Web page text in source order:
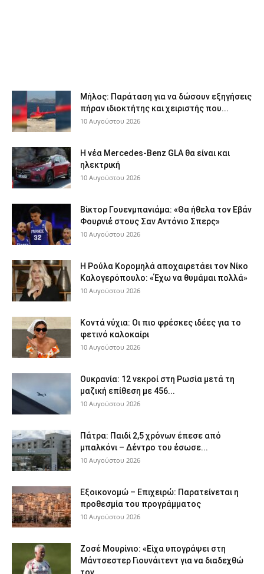
Μήλος: Παράταση για να δώσουν εξηγήσεις
πήραν ιδιοκτήτης και χειριστής που...
10 Αυγούστου 2026
Η νέα Mercedes-Benz GLA θα είναι και
ηλεκτρική
10 Αυγούστου 2026
Βίκτορ Γουενμπανιάμα: «Θα ήθελα τον Εβάν
Φουρνιέ στους Σαν Αντόνιο Σπερς»
10 Αυγούστου 2026
Η Ρούλα Κορομηλά αποχαιρετάει τον Νίκο
Καλογερόπουλο: «Έχω να θυμάμαι πολλά»
10 Αυγούστου 2026
Κοντά νύχια: Οι πιο φρέσκες ιδέες για το
φετινό καλοκαίρι
10 Αυγούστου 2026
Ουκρανία: 12 νεκροί στη Ρωσία μετά τη
μαζική επίθεση με 456...
10 Αυγούστου 2026
Πάτρα: Παιδί 2,5 χρόνων έπεσε από
μπαλκόνι – Δέντρο του έσωσε...
10 Αυγούστου 2026
Εξοικονομώ – Επιχειρώ: Παρατείνεται η
προθεσμία του προγράμματος
10 Αυγούστου 2026
Ζοσέ Μουρίνιο: «Είχα υπογράψει στη
Μάντσεστερ Γιουνάιτεντ για να διαδεχθώ